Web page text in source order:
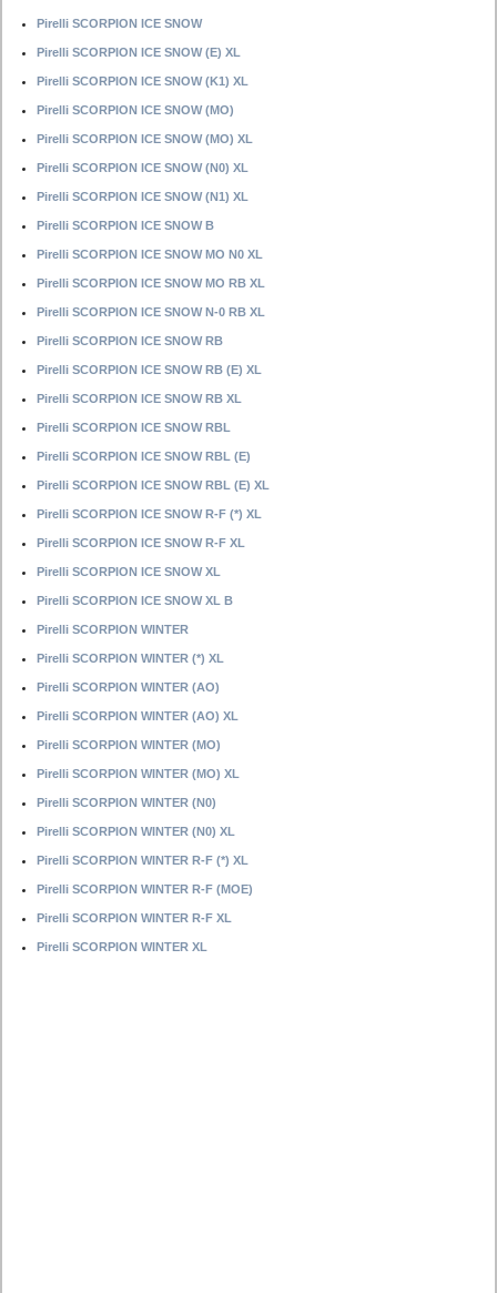
Pirelli SCORPION ICE SNOW
Pirelli SCORPION ICE SNOW (E) XL
Pirelli SCORPION ICE SNOW (K1) XL
Pirelli SCORPION ICE SNOW (MO)
Pirelli SCORPION ICE SNOW (MO) XL
Pirelli SCORPION ICE SNOW (N0) XL
Pirelli SCORPION ICE SNOW (N1) XL
Pirelli SCORPION ICE SNOW B
Pirelli SCORPION ICE SNOW MO N0 XL
Pirelli SCORPION ICE SNOW MO RB XL
Pirelli SCORPION ICE SNOW N-0 RB XL
Pirelli SCORPION ICE SNOW RB
Pirelli SCORPION ICE SNOW RB (E) XL
Pirelli SCORPION ICE SNOW RB XL
Pirelli SCORPION ICE SNOW RBL
Pirelli SCORPION ICE SNOW RBL (E)
Pirelli SCORPION ICE SNOW RBL (E) XL
Pirelli SCORPION ICE SNOW R-F (*) XL
Pirelli SCORPION ICE SNOW R-F XL
Pirelli SCORPION ICE SNOW XL
Pirelli SCORPION ICE SNOW XL B
Pirelli SCORPION WINTER
Pirelli SCORPION WINTER (*) XL
Pirelli SCORPION WINTER (AO)
Pirelli SCORPION WINTER (AO) XL
Pirelli SCORPION WINTER (MO)
Pirelli SCORPION WINTER (MO) XL
Pirelli SCORPION WINTER (N0)
Pirelli SCORPION WINTER (N0) XL
Pirelli SCORPION WINTER R-F (*) XL
Pirelli SCORPION WINTER R-F (MOE)
Pirelli SCORPION WINTER R-F XL
Pirelli SCORPION WINTER XL